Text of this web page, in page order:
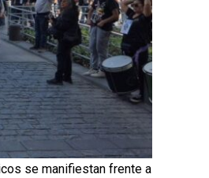
se manifiestan frente a